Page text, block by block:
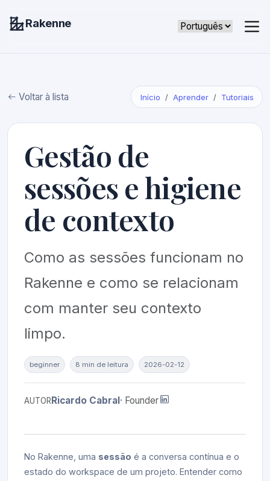
Rakenne
Voltar à lista Início Aprender Tutoriais
Gestão de
sessões e higiene
de contexto
Como as sessões funcionam no
Rakenne e como se relacionam
com manter seu contexto
limpo.
beginner 8 min de leitura 2026-02-12
AUTORRicardo Cabral· Founder
No Rakenne, uma sessão é a conversa contínua e o
estado do workspace de um projeto. Entender como